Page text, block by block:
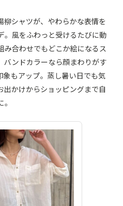
柳シャツが、やわらかな表情を
。風をふわっと受けるたびに動
み合わせでもどこか絵になるス
バンドカラーなら顔まわりがす
象もアップ。蒸し暑い日でも気
出かけからショッピングまで自